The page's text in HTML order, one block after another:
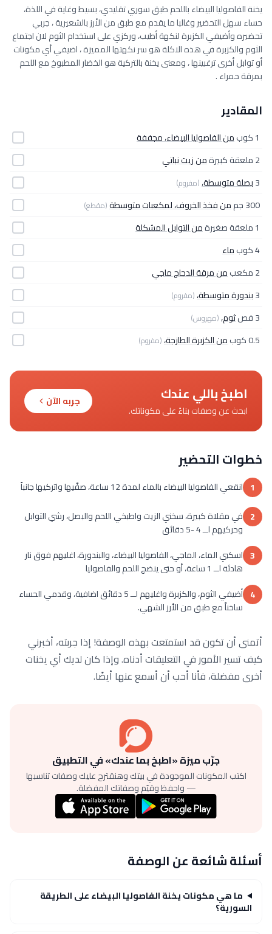
يخنة الفاصوليا البيضاء باللحم طبق سوري تقليدي، بسيط وغاية في اللذة،
حساء سهل التحضير وغالبا ما يقدم مع طبق من الأرز بالشعيرية ، جربي
تحضيره وأضيفي الكزبرة لنكهة أطيب، وركزي على استخدام الثوم لان اجتماع
الثوم والكزبرة في هذه الاكلة هو سر نكهتها المميزة ، اضيفي أي مكونات
أو توابل أخرى ترغبينها ، ومعنى يخنة بالتركية هو الخضار المطبوخ مع اللحم
بمرقة حمراء .
المقادير
1 كوب
من الفاصوليا البيضاء، مجففة
2 ملعقة كبيرة
من زيت نباتي
3بصلة متوسطة،(مفروم)
300 جم من فخذ الخروف، لمكعبات متوسطة(مقطع)
1 ملعقة صغيرة
من التوابل المشكلة
4 كوب
ماء
2 مكعب
من مرقة الدجاج ماجي
3بندورة متوسطة،(مفروم)
3 فص ثوم،(مهروس)
0.5 كوب من الكزبرة الطازجة،(مفروم)
اطبخ باللي عندك
ابحث عن وصفات بناءً على مكوناتك.
جربه الآن
خطوات التحضير
1 انقعي الفاصوليا البيضاء بالماء لمدة 12 ساعة، صفّيها واتركيها جانباً
2 في مقلاة كبيرة، سخني الزيت واطبخي اللحم والبصل، رشي التوابل
وحركيهم لــ 4 -5 دقائق
3 اسكبي الماء، الماجي، الفاصوليا البيضاء، والبندورة، اغليهم فوق نار
هادئة لــ 1 ساعة، أو حتى ينضج اللحم والفاصوليا
4
أضيفي الثوم، والكزبرة واغليهم لــ 5 دقائق اضافية، وقدمي الحساء
ساخناً مع طبق من الأرز الشهي.
أتمنى أن تكون قد استمتعت بهذه الوصفة! إذا جربته، أخبرني
كيف تسير الأمور في التعليقات أدناه. وإذا كان لديك أي يخنات
أخرى مفضلة، فأنا أحب أن أسمع عنها أيضًا.
جرّب ميزة «اطبخ بما عندك» في التطبيق
اكتب المكونات الموجودة في بيتك وهنقترح عليك وصفات تناسبها
— واحفظ وقيّم وصفاتك المفضلة.
أسئلة شائعة عن الوصفة
ما هي مكونات يخنة الفاصوليا البيضاء على الطريقة
السورية؟